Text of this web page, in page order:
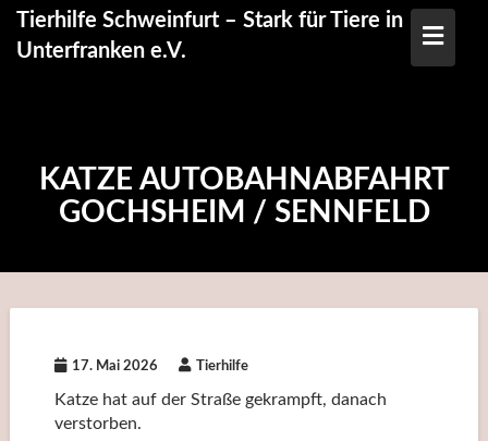
Skip
content
Tierhilfe Schweinfurt – Stark für Tiere in
Unterfranken e.V.
KATZE AUTOBAHNABFAHRT
GOCHSHEIM / SENNFELD
17. Mai 2026 Tierhilfe
Katze hat auf der Straße gekrampft, danach
verstorben.